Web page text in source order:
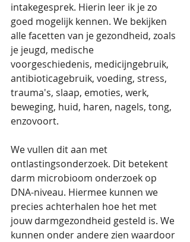
intakegesprek. Hierin leer ik je zo
goed mogelijk kennen. We bekijken
alle facetten van je gezondheid, zoals
je jeugd, medische
voorgeschiedenis, medicijngebruik,
antibioticagebruik, voeding, stress,
trauma's, slaap, emoties, werk,
beweging, huid, haren, nagels, tong,
enzovoort.
We vullen dit aan met
ontlastingsonderzoek. Dit betekent
darm microbioom onderzoek op
DNA-niveau. Hiermee kunnen we
precies achterhalen hoe het met
jouw darmgezondheid gesteld is. We
kunnen onder andere zien waardoor